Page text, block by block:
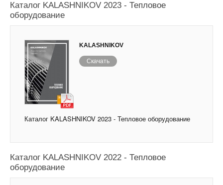
Каталог KALASHNIKOV 2023 - Тепловое
оборудование
KALASHNIKOV
Скачать
Каталог KALASHNIKOV 2023 - Тепловое оборудование
Каталог KALASHNIKOV 2022 - Тепловое
оборудование